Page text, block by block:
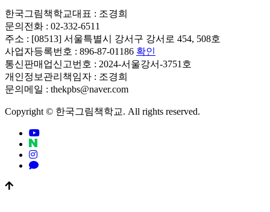
한국그림책학교대표 : 조경희
문의전화 : 02-332-6511
주소 : [08513] 서울특별시 강서구 강서로 454, 508호
사업자등록번호 : 896-87-01186 확인
통신판매업신고번호 : 2024-서울강서-3751호
개인정보관리책임자 : 조경희
문의메일 : thekpbs@naver.com
Copyright © 한국그림책학교. All rights reserved.